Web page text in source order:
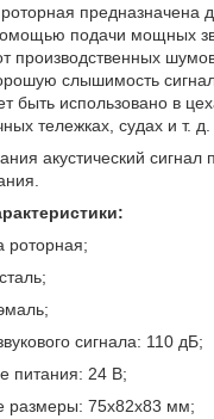
предназначена
подачи мощных
производственных
слышимость
быть использовано в
тележках, судах и т. д.
акустический сигнал
роторная;
сигнала: 110 дБ;
питания: 24 В;
размеры: 75х82х83 мм;